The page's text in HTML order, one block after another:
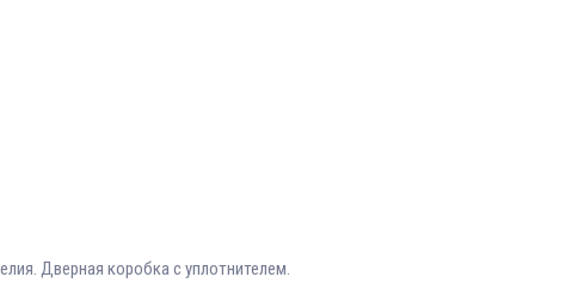
Дверная коробка с уплотнителем.